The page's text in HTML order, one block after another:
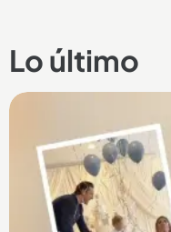
Lo último